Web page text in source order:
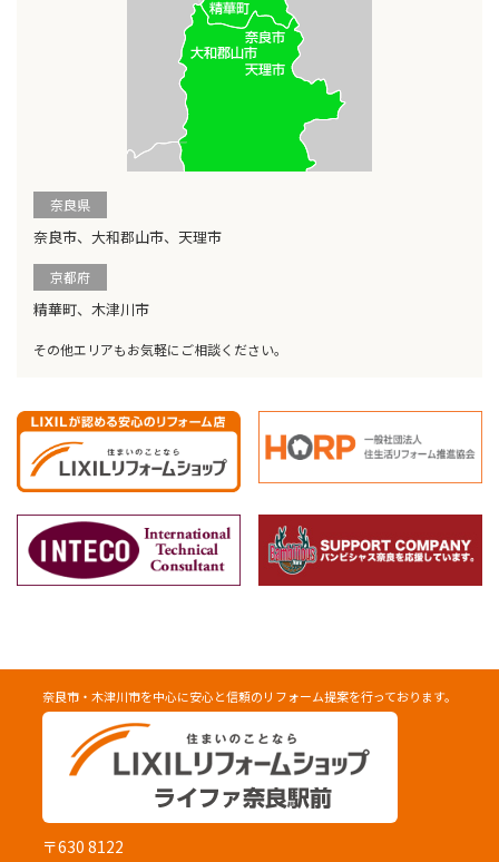
奈良県
奈良市、大和郡山市、天理市
京都府
精華町、木津川市
その他エリアもお気軽にご相談ください。
奈良市・木津川市を中心に安心と信頼のリフォーム提案を行っております。
〒630 8122